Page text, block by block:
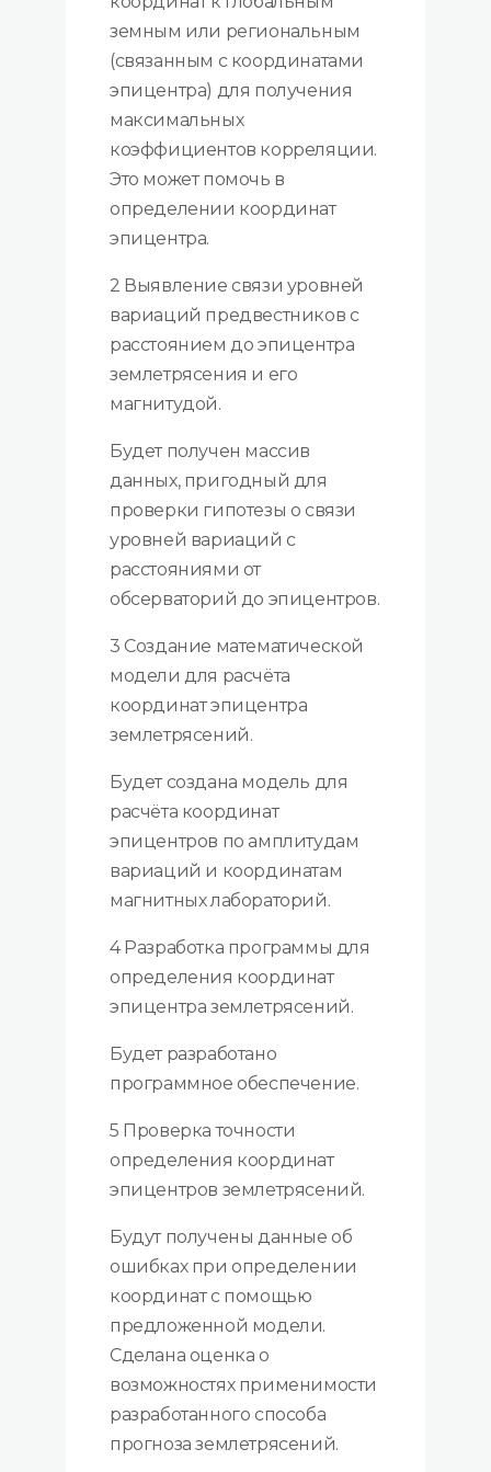
земным или региональным
(связанным с координатами
эпицентра) для получения
максимальных
коэффициентов корреляции.
Это может помочь в
определении координат
эпицентра.
2 Выявление связи уровней
вариаций предвестников с
расстоянием до эпицентра
землетрясения и его
магнитудой.
Будет получен массив
данных, пригодный для
проверки гипотезы о связи
уровней вариаций с
расстояниями от
обсерваторий до эпицентров.
3 Создание математической
модели для расчёта
координат эпицентра
землетрясений.
Будет создана модель для
расчёта координат
эпицентров по амплитудам
вариаций и координатам
магнитных лабораторий.
4 Разработка программы для
определения координат
эпицентра землетрясений.
Будет разработано
программное обеспечение.
5 Проверка точности
определения координат
эпицентров землетрясений.
Будут получены данные об
ошибках при определении
координат с помощью
предложенной модели.
Сделана оценка о
возможностях применимости
разработанного способа
прогноза землетрясений.